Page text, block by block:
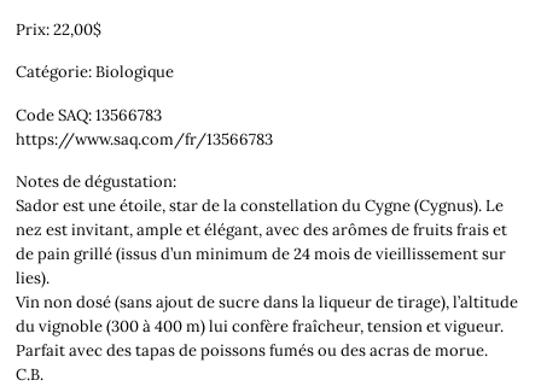
Prix: 22,00$
Catégorie: Biologique
Code SAQ: 13566783
https://www.saq.com/fr/13566783
Notes de dégustation:
Sador est une étoile, star de la constellation du Cygne (Cygnus). Le
nez est invitant, ample et élégant, avec des arômes de fruits frais et
de pain grillé (issus d’un minimum de 24 mois de vieillissement sur
lies).
Vin non dosé (sans ajout de sucre dans la liqueur de tirage), l’altitude
du vignoble (300 à 400 m) lui confère fraîcheur, tension et vigueur.
Parfait avec des tapas de poissons fumés ou des acras de morue.
C.B.